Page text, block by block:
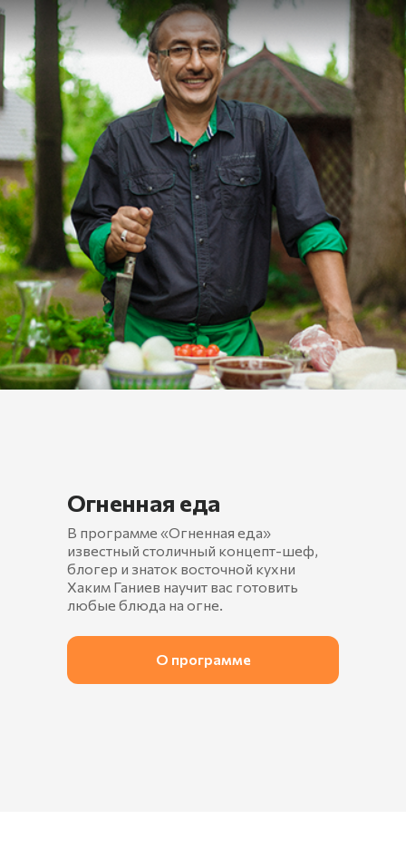
Огненная еда
В программе «Огненная еда»
известный столичный концепт-шеф,
блогер и знаток восточной кухни
Хаким Ганиев научит вас готовить
любые блюда на огне.
О программе